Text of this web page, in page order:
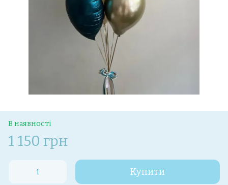
В наявності
1 150 грн
Купити